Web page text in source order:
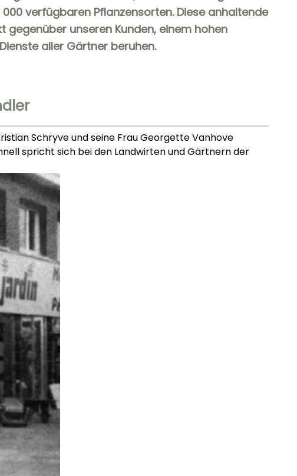
verfügbaren Pflanzensorten. Diese anhaltende
gegenüber unseren Kunden, einem hohen
aller Gärtner beruhen.
Schryve und seine Frau Georgette Vanhove
spricht sich bei den Landwirten und Gärtnern der